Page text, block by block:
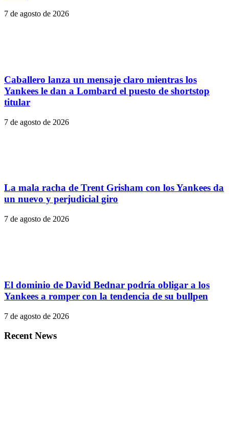
7 de agosto de 2026
Caballero lanza un mensaje claro mientras los
Yankees le dan a Lombard el puesto de shortstop
titular
7 de agosto de 2026
La mala racha de Trent Grisham con los Yankees da
un nuevo y perjudicial giro
7 de agosto de 2026
El dominio de David Bednar podría obligar a los
Yankees a romper con la tendencia de su bullpen
7 de agosto de 2026
Recent News